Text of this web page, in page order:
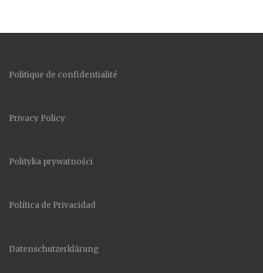
Politique de confidentialité
Privacy Policy
Polityka prywatności
Política de Privacidad
Datenschutzerklärung